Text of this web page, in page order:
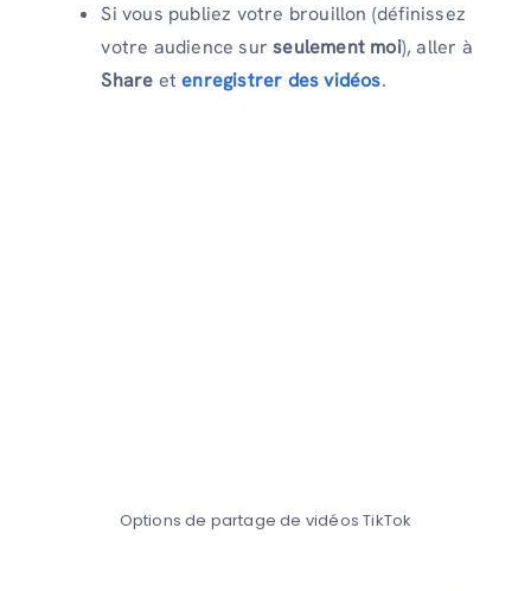
Si vous publiez votre brouillon (définissez
votre audience surseulement moi), aller à
Share etenregistrer des vidéos.
Options de partage de vidéos TikTok